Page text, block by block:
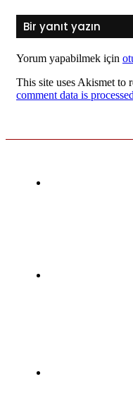
Bir yanıt yazın
Yorum yapabilmek için
This site uses Akismet to
comment data is